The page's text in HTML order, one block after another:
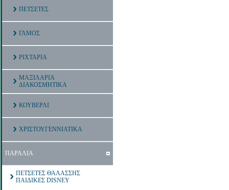
ΠΕΤΣΕΤΕΣ
ΓΑΜΟΣ
ΡΙΧΤΑΡΙΑ
ΜΑΞΙΛΑΡΙΑ
ΔΙΑΚΟΣΜΗΤΙΚΑ
ΚΟΥΒΕΡΛΙ
ΧΡΙΣΤΟΥΓΕΝΝΙΑΤΙΚΑ
ΠΑΡΑΛΙΑ
ΠΕΤΣΕΤΕΣ ΘΑΛΑΣΣΗΣ
ΠΑΙΔΙΚΕΣ DISNEY